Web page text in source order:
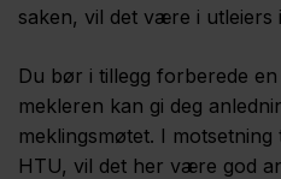
saken, vil det være i utleiers
Du bør i tillegg forberede
mekleren kan gi deg
meklingsmøtet. I
HTU, vil det her være god